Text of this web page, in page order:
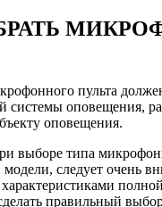
пульта
системы оповещения,
оповещения.
выборе типа
модели, следует очень
характеристиками
правильный